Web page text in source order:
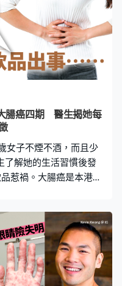
制升糖指數，簡鈺樺
助降低血糖，二來它
壓 香蕉成熟程度增加，
化成糖分。那麼你會
就沒有營養了嗎？簡鈺
多種豐富營養，當中的
亦可幫助放鬆情緒。
議，大家可選些不太
，亦能吸收抗性澱
日
腸癌四期 醫生揭她每
女子不煙不酒，而且少
了解她的生活習慣後發
惹禍。大腸癌是本港第
2.0》中分享病例，表示
不煙不酒，亦少吃紅
杯手搖飲品，結果患上
顯示，大量攝取精製
產生胰島素阻抗，而胰